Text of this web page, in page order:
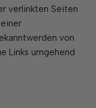
verlinkten Seiten
von
Links umgehend